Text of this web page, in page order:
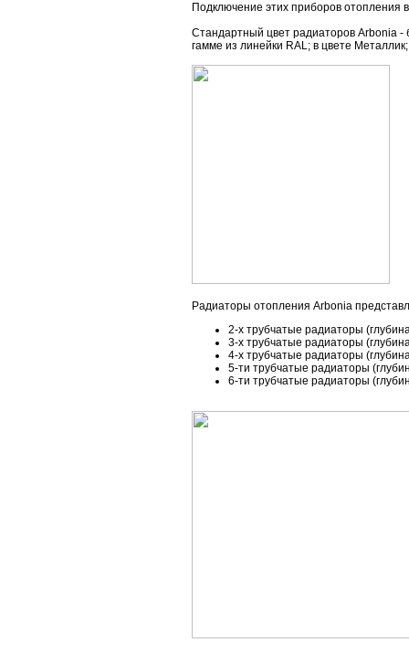
Подключение этих приборов отопления
Стандартный цвет радиаторов Arbonia -
гамме из линейки RAL; в цвете
Радиаторы отопления Arbonia
2-х трубчатые радиаторы
3-х трубчатые радиаторы
4-х трубчатые радиаторы
5-ти трубчатые радиаторы
6-ти трубчатые радиаторы